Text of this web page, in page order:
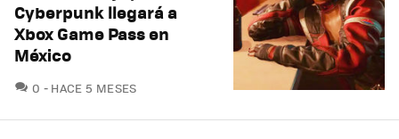
Cyberpunk llegará a
Xbox Game Pass en
México
0 COMENTARIOS
HACE 5 MESES